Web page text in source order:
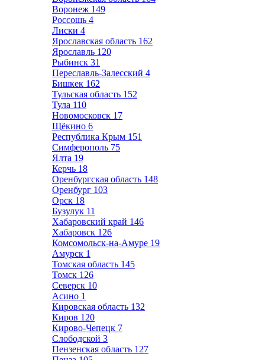
Воронеж 149
Россошь 4
Лиски 4
Ярославская область 162
Ярославль 120
Рыбинск 31
Переславль-Залесский 4
Бишкек 162
Тульская область 152
Тула 110
Новомосковск 17
Щёкино 6
Республика Крым 151
Симферополь 75
Ялта 19
Керчь 18
Оренбургская область 148
Оренбург 103
Орск 18
Бузулук 11
Хабаровский край 146
Хабаровск 126
Комсомольск-на-Амуре 19
Амурск 1
Томская область 145
Томск 126
Северск 10
Асино 1
Кировская область 132
Киров 120
Кирово-Чепецк 7
Слободской 3
Пензенская область 127